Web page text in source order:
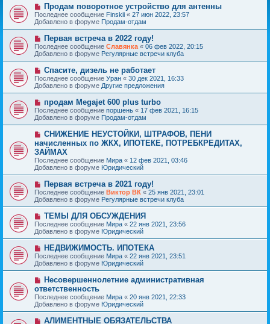
Н
о
в
о
е
с
о
о
б
щ
е
н
и
Продам поворотное устройство для антенны
Последнее сообщение Finskii « 27 июн 2022, 23:57
Добавлено в форуме Продам-отдам
Н
о
в
о
с
о
о
б
щ
е
н
и
е
Первая встреча в 2022 году!
Последнее сообщение Славянка « 06 фев 2022, 20:15
Добавлено в форуме Регулярные встречи клуба
Н
о
в
о
с
о
о
б
щ
е
н
и
е
Спасите, дизель не работает
Последнее сообщение Уран « 30 дек 2021, 16:33
Добавлено в форуме Другие предложения
Н
о
в
о
с
о
о
б
щ
н
и
е
продам Megajet 600 plus turbo
Последнее сообщение поршень « 17 фев 2021, 16:15
Добавлено в форуме Продам-отдам
Н
в
о
е
с
о
о
б
щ
н
е
СНИЖЕНИЕ НЕУСТОЙКИ, ШТРАФОВ, ПЕНИ
начисленных по ЖКХ, ИПОТЕКЕ, ПОТРЕБКРЕДИТАХ,
ЗАЙМАХ
Последнее сообщение Мира « 12 фев 2021, 03:46
Добавлено в форуме Юридический
Н
о
в
о
е
о
о
б
щ
е
н
и
е
Первая встреча в 2021 году!
Последнее сообщение Виктор ВК « 25 янв 2021, 23:01
Добавлено в форуме Регулярные встречи клуба
Н
о
в
о
е
с
о
о
б
щ
е
н
и
е
ТЕМЫ ДЛЯ ОБСУЖДЕНИЯ
Последнее сообщение Мира « 22 янв 2021, 23:56
Добавлено в форуме Юридический
Н
о
в
о
е
с
о
о
б
щ
НЕДВИЖИМОСТЬ. ИПОТЕКА
Последнее сообщение Мира « 22 янв 2021, 23:51
Добавлено в форуме Юридический
Н
в
о
е
с
о
Несовершеннолетние административная
ответственность
Последнее сообщение Мира « 20 янв 2021, 22:33
Добавлено в форуме Юридический
Н
АЛИМЕНТНЫЕ ОБЯЗАТЕЛЬСТВА